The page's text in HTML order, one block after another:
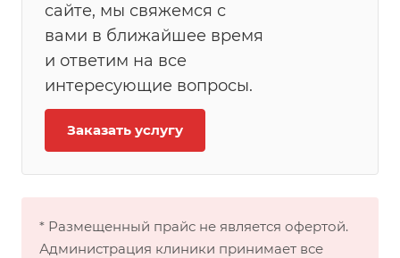
сайте, мы свяжемся с
вами в ближайшее время
и ответим на все
интересующие вопросы.
Заказать услугу
* Размещенный прайс не является офертой.
Администрация клиники принимает все